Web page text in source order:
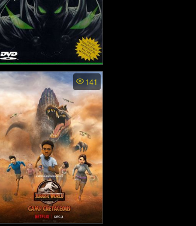
Todd McFarlane’s Spawn
- ท็อดด์ แม็คฟาร์เลน ส
ปอว์น (1997)
141